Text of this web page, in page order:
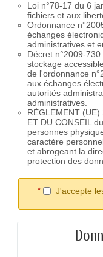
Loi n°78-17 du 6
fichiers et aux
Ordonnance
échanges
administratives et
Décret n°2009-
stockage
de l'ordonnance
aux échanges
autorités
administratives.
RÈGLEMENT (UE)
ET DU CONSEIL
personnes
caractère
et abrogeant la
protection des
* J'accepte